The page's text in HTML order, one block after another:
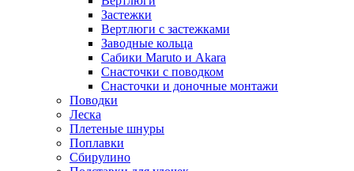
Застежки
Вертлюги с застежками
Заводные кольца
Сабики Maruto и Akara
Снасточки с поводком
Снасточки и доночные монтажи
Поводки
Леска
Плетеные шнуры
Поплавки
Сбирулино